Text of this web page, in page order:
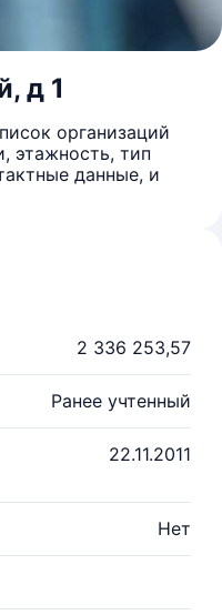
д 1
организаций
этажность, тип
данные, и
2 336 253,57
Ранее учтенный
22.11.2011
Нет